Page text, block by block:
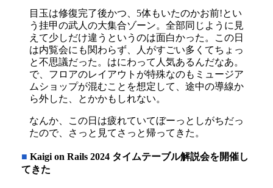
目玉は修復完了後かつ、5体もいたのかお前!とい
う挂甲の武人の大集合ゾーン。全部同じように見
えて少しだけ違うというのは面白かった。この日
は内覧会にも関わらず、人がすごい多くてちょっ
と不思議だった。はにわって人気あるんだなあ。
で、フロアのレイアウトが特殊なのもミュージア
ムショップが混むことを想定して、途中の導線か
ら外した、とかかもしれない。
なんか、この日は疲れていてぼーっとしがちだっ
たので、さっと見てさっと帰ってきた。
■ Kaigi on Rails 2024 タイムテーブル解説会を開催し
てきた